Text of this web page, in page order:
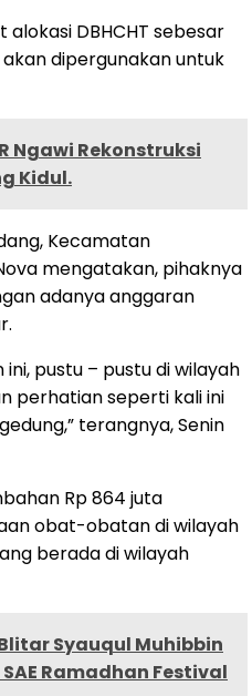
DBHCHT sebesar
dipergunakan untuk
Ngawi Rekonstruksi
Kidul.
Kecamatan
mengatakan, pihaknya
adanya anggaran
pustu – pustu di wilayah
perhatian seperti kali ini
terangnya, Senin
Rp 864 juta
obat-obatan di wilayah
berada di wilayah
Syauqul Muhibbin
Ramadhan Festival